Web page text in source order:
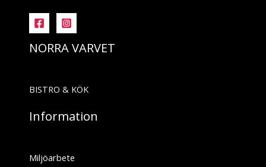
NORRA VARVET
BISTRO & KÖK
Information
Miljöarbete